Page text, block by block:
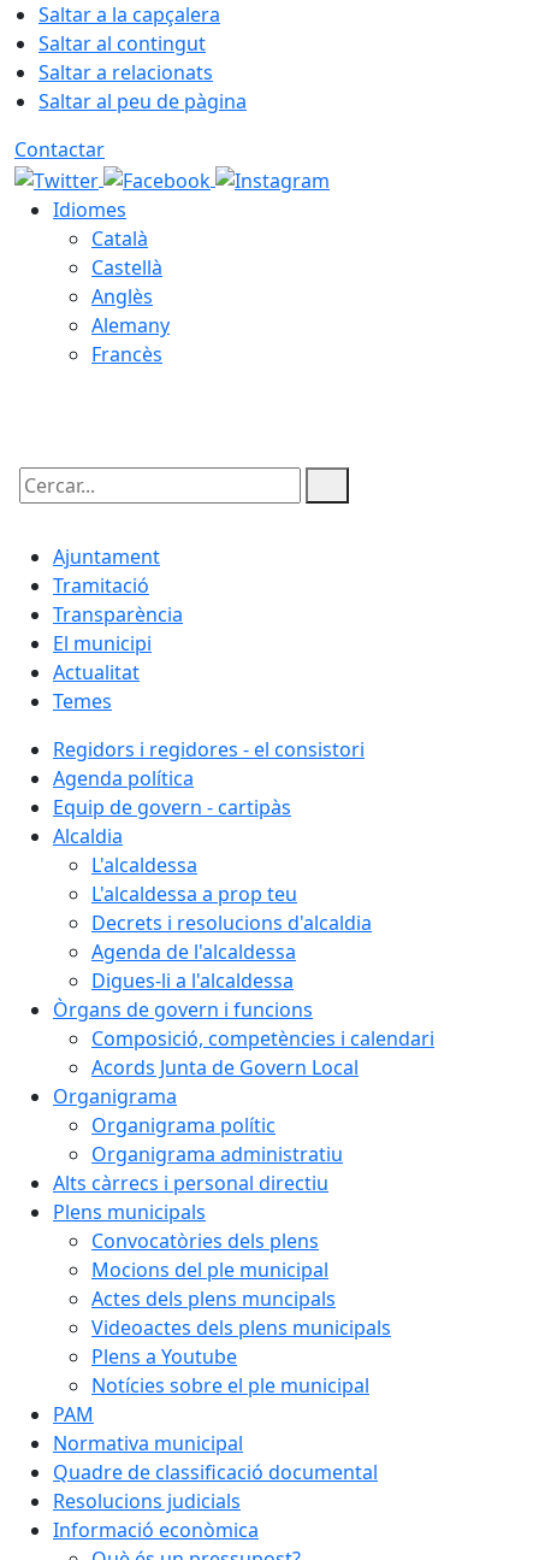
Saltar a la capçalera
Saltar al contingut
Saltar a relacionats
Saltar al peu de pàgina
Contactar
Idiomes
Català
Castellà
Anglès
Alemany
Francès
Cercar:
Ajuntament
Tramitació
Transparència
El municipi
Actualitat
Temes
Regidors i regidores - el consistori
Agenda política
Equip de govern - cartipàs
Alcaldia
L'alcaldessa
L'alcaldessa a prop teu
Decrets i resolucions d'alcaldia
Agenda de l'alcaldessa
Digues-li a l'alcaldessa
Òrgans de govern i funcions
Composició, competències i calendari
Acords Junta de Govern Local
Organigrama
Organigrama polític
Organigrama administratiu
Alts càrrecs i personal directiu
Plens municipals
Convocatòries dels plens
Mocions del ple municipal
Actes dels plens muncipals
Videoactes dels plens municipals
Plens a Youtube
Notícies sobre el ple municipal
PAM
Normativa municipal
Quadre de classificació documental
Resolucions judicials
Informació econòmica